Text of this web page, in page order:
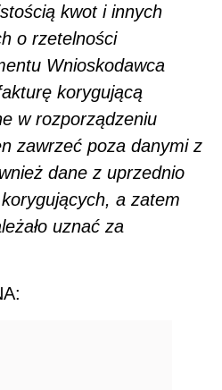
kwot i innych
o rzetelności
Wniosko­dawca
korygującą
w rozporządzeniu
zawrzeć poza danymi z
dane z uprzednio
a zatem
uznać za